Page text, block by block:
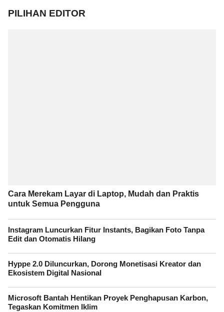
PILIHAN EDITOR
Cara Merekam Layar di Laptop, Mudah dan Praktis
untuk Semua Pengguna
Instagram Luncurkan Fitur Instants, Bagikan Foto Tanpa
Edit dan Otomatis Hilang
Hyppe 2.0 Diluncurkan, Dorong Monetisasi Kreator dan
Ekosistem Digital Nasional
Microsoft Bantah Hentikan Proyek Penghapusan Karbon,
Tegaskan Komitmen Iklim